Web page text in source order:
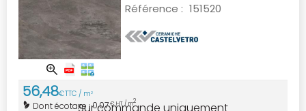
Référence : 151520
56,48€TTC / m2
Dont écotaxe :0,07€ HT / m2